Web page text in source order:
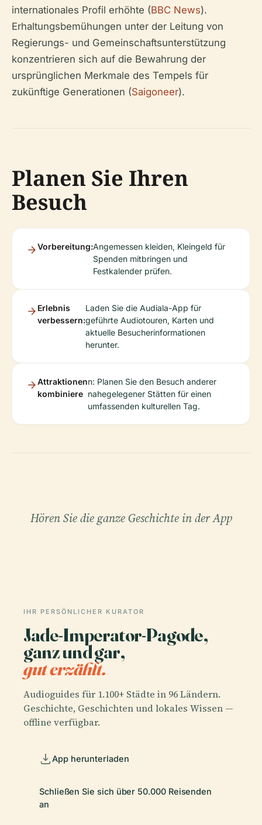
internationales Profil erhöhte (BBC News).
Erhaltungsbemühungen unter der Leitung von
Regierungs- und Gemeinschaftsunterstützung
konzentrieren sich auf die Bewahrung der
ursprünglichen Merkmale des Tempels für
zukünftige Generationen (Saigoneer).
Planen Sie Ihren
Besuch
Vorbereitung:Angemessen kleiden, Kleingeld für
Spenden mitbringen und
Festkalender prüfen.
Erlebnis
verbessern:
Laden Sie die Audiala-App für
geführte Audiotouren, Karten und
aktuelle Besucherinformationen
herunter.
Attraktionen
kombiniere
n: Planen Sie den Besuch anderer
nahegelegener Stätten für einen
umfassenden kulturellen Tag.
Hören Sie die ganze Geschichte in der App
IHR PERSÖNLICHER KURATOR
Jade-Imperator-Pagode,
ganz und gar,
gut erzählt.
Audioguides für 1.100+ Städte in 96 Ländern.
Geschichte, Geschichten und lokales Wissen —
offline verfügbar.
App herunterladen
Schließen Sie sich über 50.000 Reisenden
an